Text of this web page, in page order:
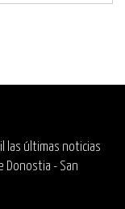
las últimas noticias
Donostia - San